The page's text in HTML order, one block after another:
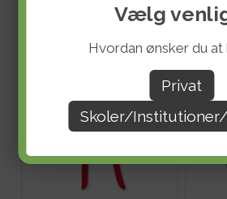
Vælg
Hvordan ønsker du at
Privat
Skoler/